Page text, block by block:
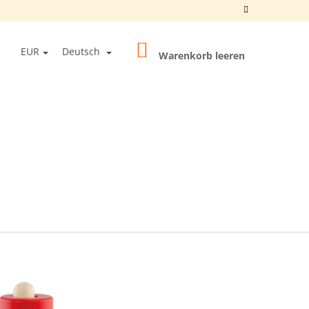
EUR Deutsch WARENKORB
Warenkorb leeren
BALLS UNFINISHED"